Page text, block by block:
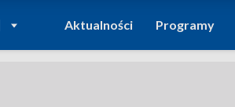
DO
Aktualności Programy